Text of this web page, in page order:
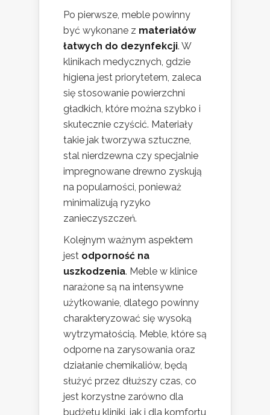
Po pierwsze, meble powinny
być wykonane z materiałów
łatwych do dezynfekcji. W
klinikach medycznych, gdzie
higiena jest priorytetem, zaleca
się stosowanie powierzchni
gładkich, które można szybko i
skutecznie czyścić. Materiały
takie jak tworzywa sztuczne,
stal nierdzewna czy specjalnie
impregnowane drewno zyskują
na popularności, ponieważ
minimalizują ryzyko
zanieczyszczeń.
Kolejnym ważnym aspektem
jest odporność na
uszkodzenia. Meble w klinice
narażone są na intensywne
użytkowanie, dlatego powinny
charakteryzować się wysoką
wytrzymałością. Meble, które są
odporne na zarysowania oraz
działanie chemikaliów, będą
służyć przez dłuższy czas, co
jest korzystne zarówno dla
budżetu kliniki, jak i dla komfortu